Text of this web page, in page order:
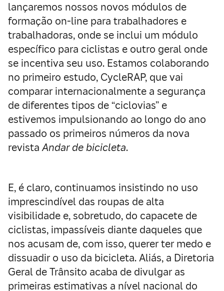
lançaremos nossos novos módulos de
formação on-line para trabalhadores e
trabalhadoras, onde se inclui um módulo
específico para ciclistas e outro geral onde
se incentiva seu uso. Estamos colaborando
no primeiro estudo, CycleRAP, que vai
comparar internacionalmente a segurança
de diferentes tipos de “ciclovias” e
estivemos impulsionando ao longo do ano
passado os primeiros números da nova
revistaAndar de bicicleta.
E, é claro, continuamos insistindo no uso
imprescindível das roupas de alta
visibilidade e, sobretudo, do capacete de
ciclistas, impassíveis diante daqueles que
nos acusam de, com isso, querer ter medo e
dissuadir o uso da bicicleta. Aliás, a Diretoria
Geral de Trânsito acaba de divulgar as
primeiras estimativas a nível nacional do